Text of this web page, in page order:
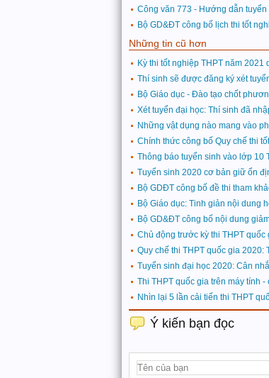
Công văn 773 - Hướng dẫn
Bộ GD&ĐT công bố lịch thi tốt
Những tin cũ hơn
Kỳ thi tốt nghiệp THPT năm
Thí sinh sẽ được đăng ký xét
Bộ Giáo dục - Đào tạo chốt
Xét tuyển đại học: Thí sinh đã
Những vật dụng nào mang vào
Chính thức công bố Quy chế thi
Thông báo tuyển sinh vào lớp 10
Tuyển sinh 2020 cơ bản giữ ổn
Bộ GDĐT công bố đề thi tham
Bộ Giáo dục: Tinh giản nội dung
Bộ GD&ĐT công bố nội dung
Chủ động trước kỳ thi THPT quốc
Quy chế thi THPT quốc gia 2020:
Tuyển sinh đại học 2020: Cân
Thi THPT quốc gia trên máy tính
Nhìn lại 5 lần cải tiến thi THPT
Ý kiến bạn đọc